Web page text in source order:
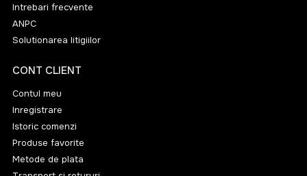
Intrebari frecvente
ANPC
Solutionarea litigiilor
CONT CLIENT
Contul meu
Inregistrare
Istoric comenzi
Produse favorite
Metode de plata